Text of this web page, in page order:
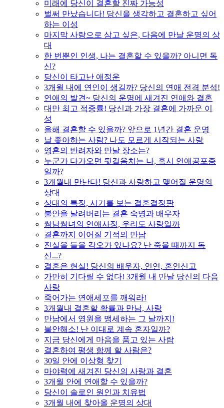
미래에 당신이 결혼할 진짜 가능성
벌써 만났습니다! 당신을 생각하고 결혼하고 싶어
하는 이성
마지막 사랑으로 삼고 싶은, 다음에 만날 운명의 상
대
한 번뿐인 인생, 나는 결혼할 수 있을까? 아니면 독
신?
당신이 타고난 애정운
3개월 내에 연인이 생길까? 당신의 연애 전격 분석!
연애의 발견~ 당신의 운명에 새겨진 연애와 결혼
대만 최고 적중률! 당신과 가장 결혼에 가까운 이
성
올해 결혼할 수 있을까? 앞으로 1년간 결혼 운명
날 좋아하는 사람? 나도 모르게 시작되는 사랑
영혼의 반려자와 만날 장소는?
누군가 다가오면 뒷걸음치는 나, 혹시 연애공포증
일까?
3개월내 만난다! 당신과 사랑하고 맺어질 운명의
상대
상대의 특징, 시기를 보는 결혼결정판
불안을 날려버리는 결혼 숙명과 배우자
썸남썸녀의 연애사정, 우리도 사랑일까
결혼까지 이어질 기적의 만남
진실을 들을 각오가 있나요? 난 죽을 때까지 독
신...?
결혼은 현실! 당신의 배우자, 인연, 혼인신고
가만히 기다릴 수 없다! 3개월 내 만날 당신의 다음
사랑
죽어가는 연애세포를 깨워라!
3개월내 결혼할 확률과 만남, 사랑
만남에서 영원을 맹세하는 그 날까지!
불안해소! 난 이대로 계속 혼자일까?
지금 당신에게 마음을 품고 있는 사람
결혼하여 평생 함께 할 사람은?
30일 안에 이상형 찾기
마야력에 새겨진 당신의 사랑과 결혼
3개월 안에 연애할 수 있을까?
당신이 솔로인 원인과 치유법
3개월 내에 찾아올 운명의 상대